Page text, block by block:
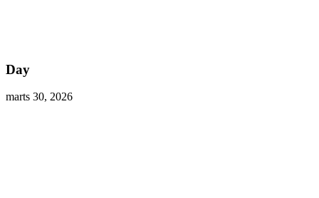
Day
marts 30, 2026